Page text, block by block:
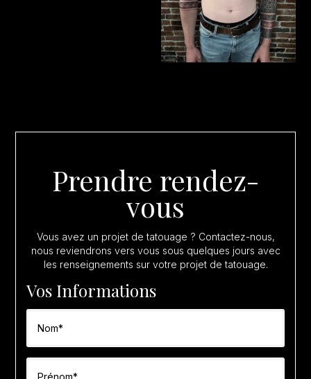
Prendre rendez-
vous
Vous avez un projet de tatouage ? Contactez-nous,
nous reviendrons vers vous sous quelques jours avec
les renseignements sur votre projet de tatouage.
Vos Informations